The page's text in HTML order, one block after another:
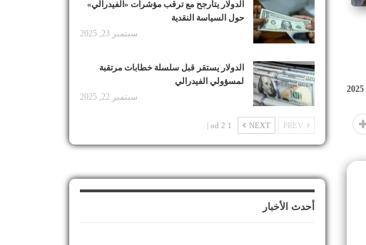
الدولار يتأرجح مع ترقب مؤشرات «الفيدرالي»
حول السياسة النقدية
سبتمبر 23, 2025
الدولار يستقر قبل سلسلة خطابات مرتقبة
لمسؤولي الفيدرالي
سبتمبر 22, 2025
NEXT
1 od 2 |
أحدث الأخبار